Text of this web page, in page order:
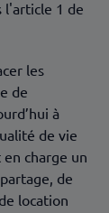
l'article 1 de
les
de
à
de vie
charge un
de
location